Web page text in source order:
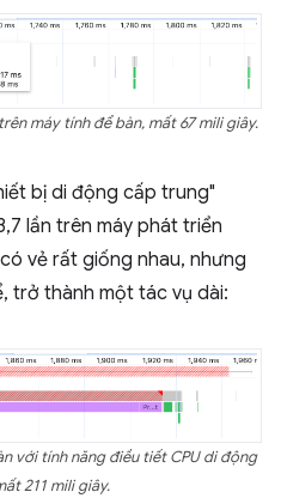
máy tính để bàn, mất 67 mili giây.
bị di động cấp trung"
lần trên máy phát triển
vẻ rất giống nhau, nhưng
trở thành một tác vụ dài:
với tính năng điều tiết CPU di động
211 mili giây.